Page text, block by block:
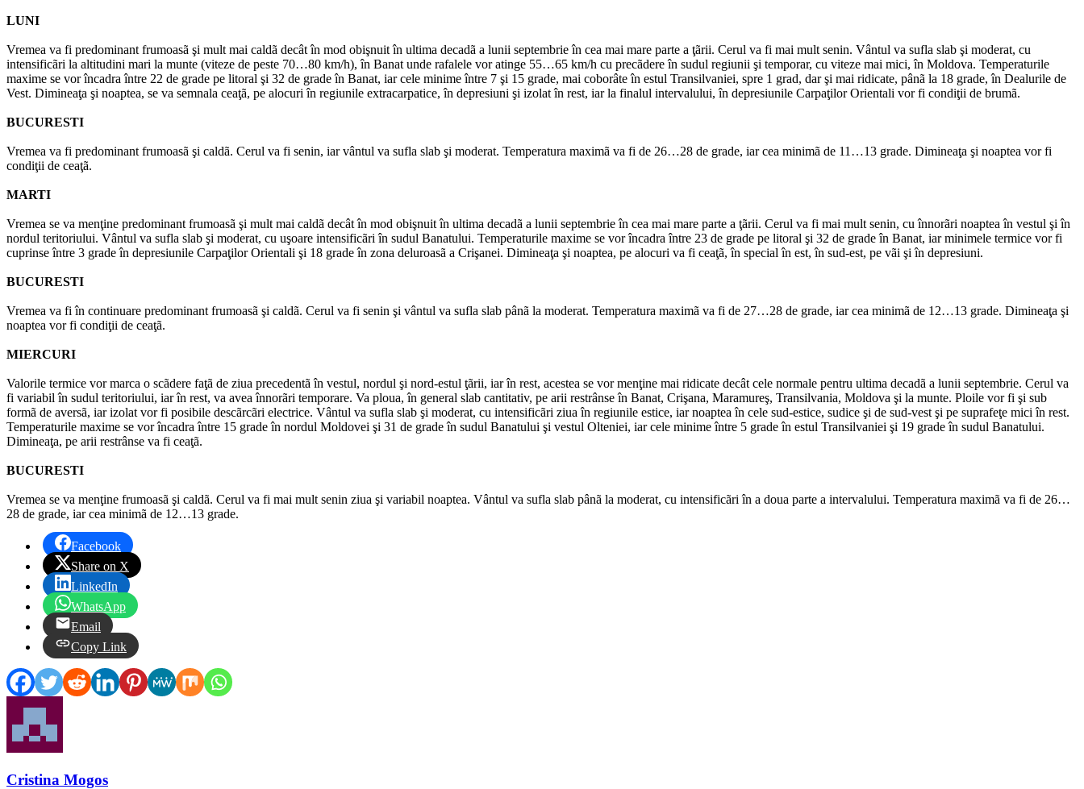
LUNI
Vremea va fi predominant frumoasã şi mult mai caldã decât în mod obişnuit în ultima decadã a lunii septembrie în cea mai mare parte a ţãrii. Cerul va fi mai mult senin. Vântul va sufla slab şi moderat, cu
intensificãri la altitudini mari la munte (viteze de peste 70…80 km/h), în Banat unde rafalele vor atinge 55…65 km/h cu precãdere în sudul regiunii şi temporar, cu viteze mai mici, în Moldova. Temperaturile
maxime se vor încadra între 22 de grade pe litoral şi 32 de grade în Banat, iar cele minime între 7 şi 15 grade, mai coborâte în estul Transilvaniei, spre 1 grad, dar şi mai ridicate, pânã la 18 grade, în Dealurile de
Vest. Dimineaţa şi noaptea, se va semnala ceaţã, pe alocuri în regiunile extracarpatice, în depresiuni şi izolat în rest, iar la finalul intervalului, în depresiunile Carpaţilor Orientali vor fi condiţii de brumã.
BUCURESTI
Vremea va fi predominant frumoasã şi caldã. Cerul va fi senin, iar vântul va sufla slab şi moderat. Temperatura maximã va fi de 26…28 de grade, iar cea minimã de 11…13 grade. Dimineaţa şi noaptea vor fi
condiţii de ceaţã.
MARTI
Vremea se va menţine predominant frumoasã şi mult mai caldã decât în mod obişnuit în ultima decadã a lunii septembrie în cea mai mare parte a ţãrii. Cerul va fi mai mult senin, cu înnorãri noaptea în vestul şi în
nordul teritoriului. Vântul va sufla slab şi moderat, cu uşoare intensificãri în sudul Banatului. Temperaturile maxime se vor încadra între 23 de grade pe litoral şi 32 de grade în Banat, iar minimele termice vor fi
cuprinse între 3 grade în depresiunile Carpaţilor Orientali şi 18 grade în zona deluroasã a Crişanei. Dimineaţa şi noaptea, pe alocuri va fi ceaţã, în special în est, în sud-est, pe vãi şi în depresiuni.
BUCURESTI
Vremea va fi în continuare predominant frumoasã şi caldã. Cerul va fi senin şi vântul va sufla slab pânã la moderat. Temperatura maximã va fi de 27…28 de grade, iar cea minimã de 12…13 grade. Dimineaţa şi
noaptea vor fi condiţii de ceaţã.
MIERCURI
Valorile termice vor marca o scãdere faţã de ziua precedentã în vestul, nordul şi nord-estul ţãrii, iar în rest, acestea se vor menţine mai ridicate decât cele normale pentru ultima decadã a lunii septembrie. Cerul va
fi variabil în sudul teritoriului, iar în rest, va avea înnorãri temporare. Va ploua, în general slab cantitativ, pe arii restrânse în Banat, Crişana, Maramureş, Transilvania, Moldova şi la munte. Ploile vor fi şi sub
formã de aversã, iar izolat vor fi posibile descãrcãri electrice. Vântul va sufla slab şi moderat, cu intensificãri ziua în regiunile estice, iar noaptea în cele sud-estice, sudice şi de sud-vest şi pe suprafeţe mici în rest.
Temperaturile maxime se vor încadra între 15 grade în nordul Moldovei şi 31 de grade în sudul Banatului şi vestul Olteniei, iar cele minime între 5 grade în estul Transilvaniei şi 19 grade în sudul Banatului.
Dimineaţa, pe arii restrânse va fi ceaţã.
BUCURESTI
Vremea se va menţine frumoasã şi caldã. Cerul va fi mai mult senin ziua şi variabil noaptea. Vântul va sufla slab pânã la moderat, cu intensificãri în a doua parte a intervalului. Temperatura maximã va fi de 26…
28 de grade, iar cea minimã de 12…13 grade.
Facebook
Share on X
LinkedIn
WhatsApp
Email
Copy Link
Cristina Mogos